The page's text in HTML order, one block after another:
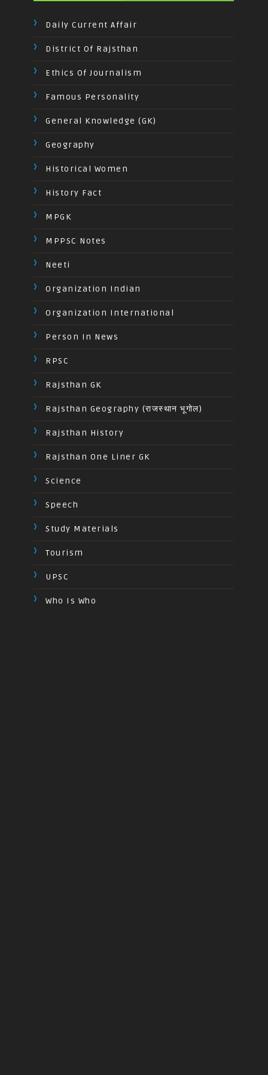
Daily Current Affair
District Of Rajsthan
Ethics Of Journalism
Famous Personality
General Knowledge (GK)
Geography
Historical Women
History Fact
MPGK
MPPSC Notes
Neeti
Organization Indian
Organization International
Person In News
RPSC
Rajsthan GK
Rajsthan Geography (राजस्थान भूगोल)
Rajsthan History
Rajsthan One Liner GK
Science
Speech
Study Materials
Tourism
UPSC
Who Is Who